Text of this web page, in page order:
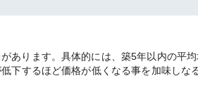
あります。具体的には、築5年以内の平
下するほど価格が低くなる事を加味し